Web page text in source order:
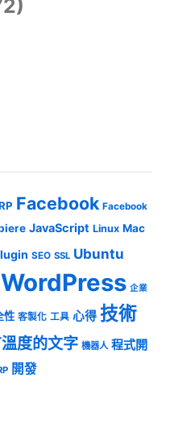
Facebook Facebook
JavaScript Linux Mac
SEO SSL Ubuntu
WordPress 企業
性 客製化 工具 心得 技術
度的文字 機器人 程式開
開發